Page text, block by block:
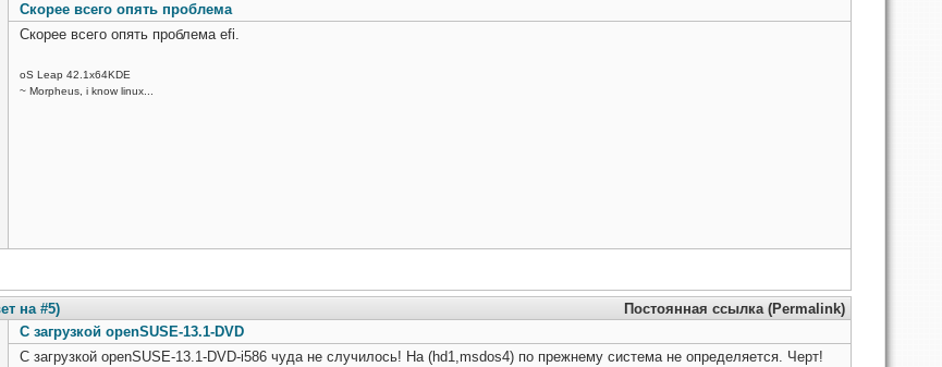
Скорее всего опять проблема
Скорее всего опять проблема efi.
oS Leap 42.1x64KDE
~ Morpheus, i know linux...
на #5) Постоянная ссылка (Permalink)
С загрузкой openSUSE-13.1-DVD
С загрузкой openSUSE-13.1-DVD-i586 чуда не случилось! На (hd1,msdos4) по прежнему система не определяется. Черт!